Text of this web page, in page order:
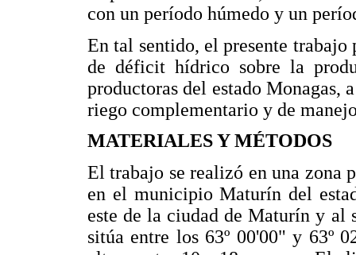
con un período húmedo y un
En tal sentido, el presente
de déficit hídrico sobre la
productoras del estado Monagas,
riego complementario y de
MATERIALES Y MÉTODOS
El trabajo se realizó en una zona
en el municipio Maturín del
este de la ciudad de Maturín y al
sitúa entre los 63º 00'00" y 63º